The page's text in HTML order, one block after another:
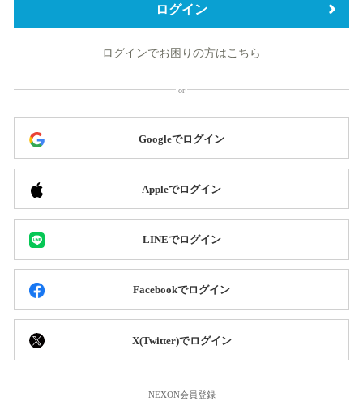
ログイン
ログインでお困りの方はこちら
Googleでログイン
Appleでログイン
LINEでログイン
Facebookでログイン
X(Twitter)でログイン
NEXON会員登録